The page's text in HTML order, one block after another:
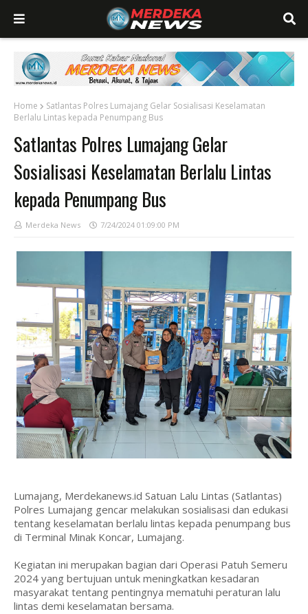
Home
Satlantas Polres Lumajang Gelar Sosialisasi Keselamatan
Berlalu Lintas kepada Penumpang Bus
Satlantas Polres Lumajang Gelar
Sosialisasi Keselamatan Berlalu Lintas
kepada Penumpang Bus
Merdeka News 7/24/2024 01:09:00 PM
Lumajang, Merdekanews.id Satuan Lalu Lintas (Satlantas)
Polres Lumajang gencar melakukan sosialisasi dan edukasi
tentang keselamatan berlalu lintas kepada penumpang bus
di Terminal Minak Koncar, Lumajang.
Kegiatan ini merupakan bagian dari Operasi Patuh Semeru
2024 yang bertujuan untuk meningkatkan kesadaran
masyarakat tentang pentingnya mematuhi peraturan lalu
lintas demi keselamatan bersama.